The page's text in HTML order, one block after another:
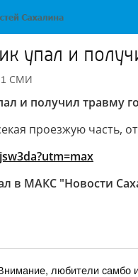
упал и
СМИ
и получил травму
проезжую часть,
в МАКС "Новости
любители самбо